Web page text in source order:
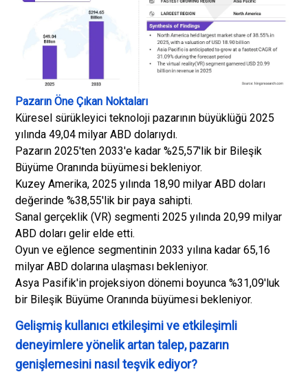
Pazarın Öne Çıkan Noktaları
Küresel sürükleyici teknoloji pazarının büyüklüğü 2025
yılında 49,04 milyar ABD dolarıydı.
Pazarın 2025'ten 2033'e kadar %25,57'lik bir Bileşik
Büyüme Oranında büyümesi bekleniyor.
Kuzey Amerika, 2025 yılında 18,90 milyar ABD doları
değerinde %38,55'lik bir paya sahipti.
Sanal gerçeklik (VR) segmenti 2025 yılında 20,99 milyar
ABD doları gelir elde etti.
Oyun ve eğlence segmentinin 2033 yılına kadar 65,16
milyar ABD dolarına ulaşması bekleniyor.
Asya Pasifik'in projeksiyon dönemi boyunca %31,09'luk
bir Bileşik Büyüme Oranında büyümesi bekleniyor.
Gelişmiş kullanıcı etkileşimi ve etkileşimli
deneyimlere yönelik artan talep, pazarın
genişlemesini nasıl teşvik ediyor?